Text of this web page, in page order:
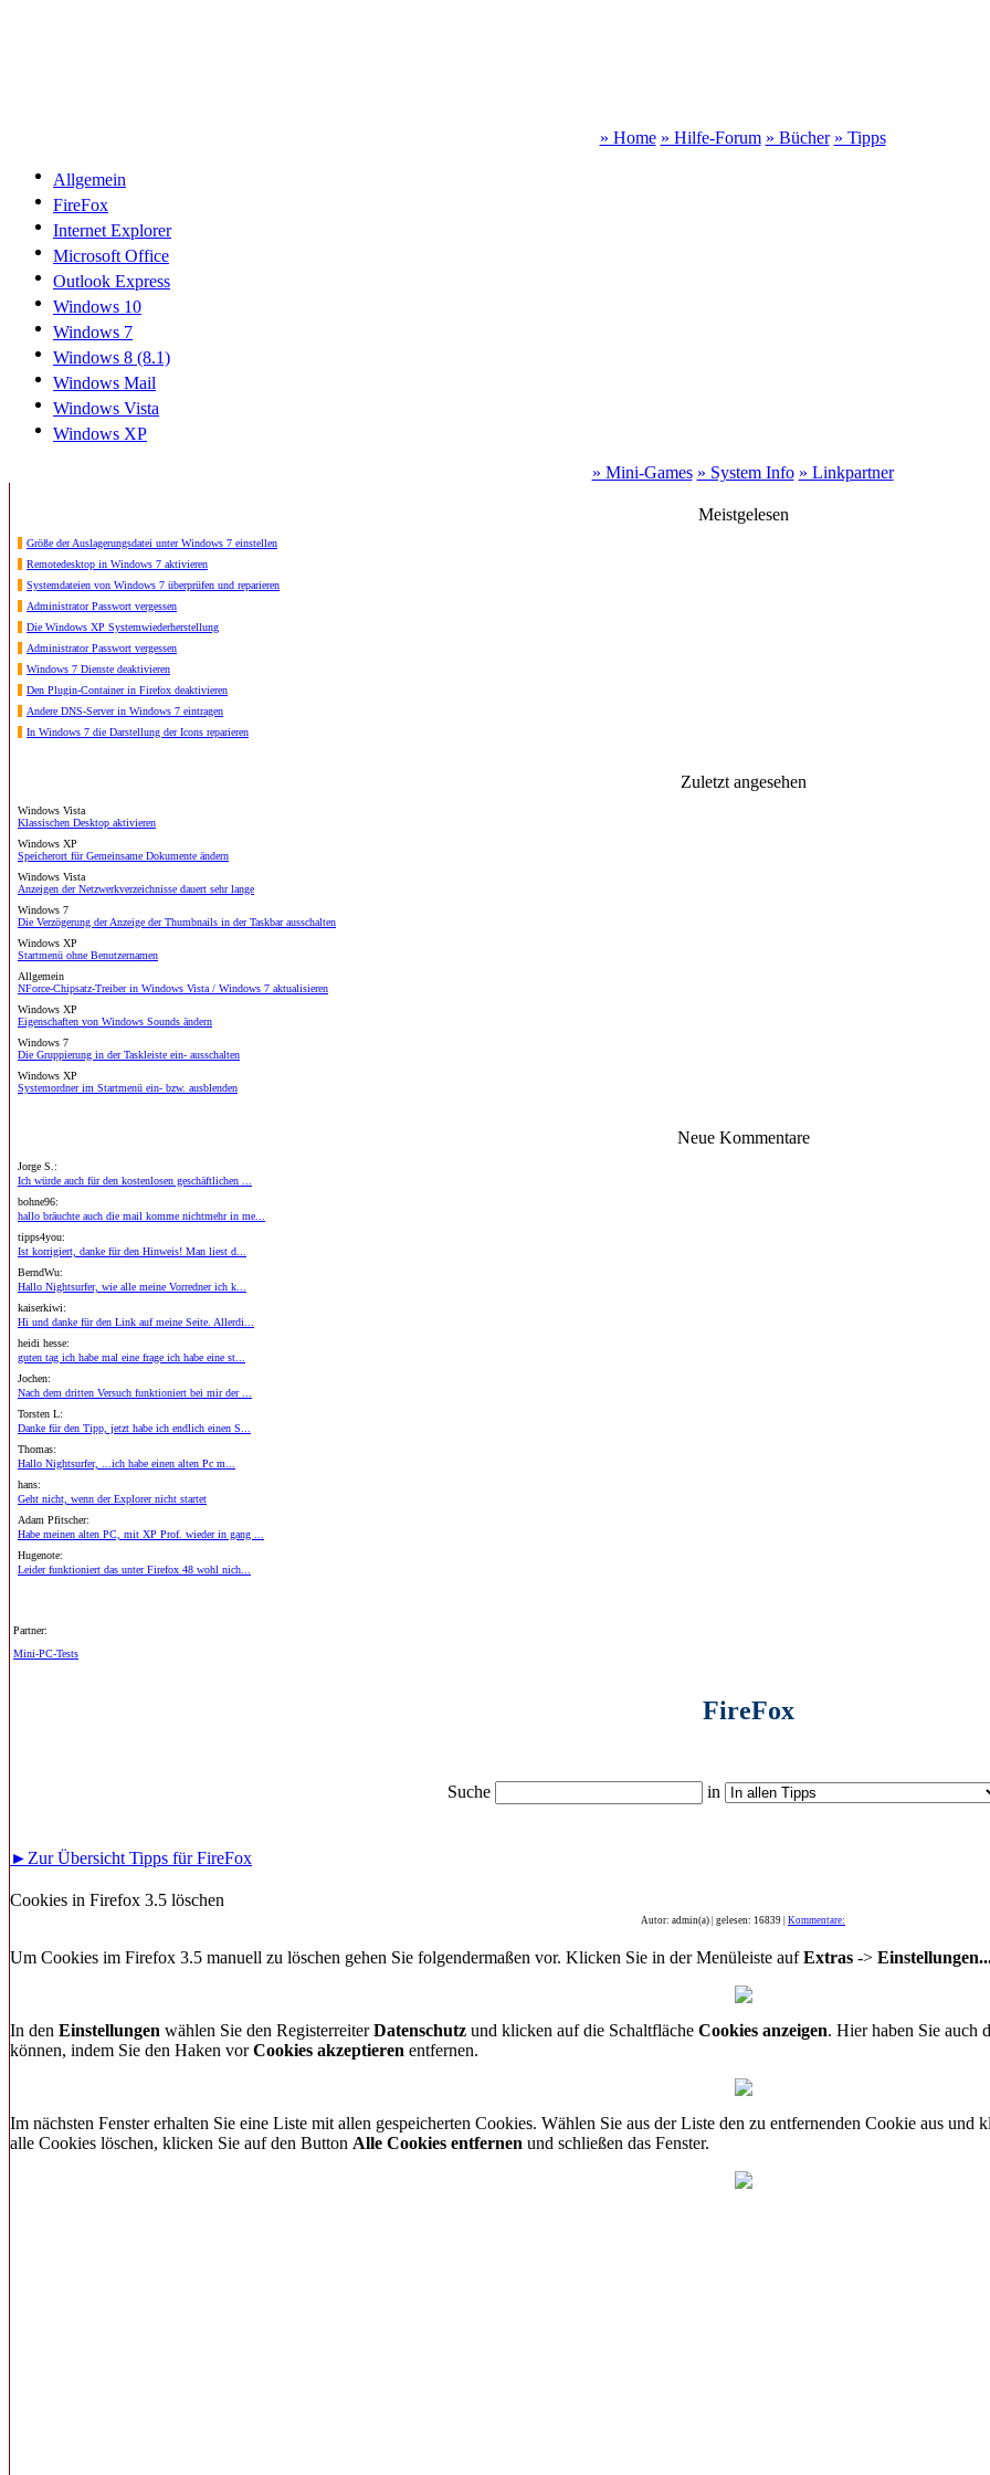
» Home » Hilfe-Forum » Bücher » Tipps
Allgemein
FireFox
Internet Explorer
Microsoft Office
Outlook Express
Windows 10
Windows 7
Windows 8 (8.1)
Windows Mail
Windows Vista
Windows XP
» Mini-Games » System Info » Linkpartner
Meistgelesen
Größe der Auslagerungsdatei unter Windows 7 einstellen
Remotedesktop in Windows 7 aktivieren
Systemdateien von Windows 7 überprüfen und reparieren
Administrator Passwort vergessen
Die Windows XP Systemwiederherstellung
Administrator Passwort vergessen
Windows 7 Dienste deaktivieren
Den Plugin-Container in Firefox deaktivieren
Andere DNS-Server in Windows 7 eintragen
In Windows 7 die Darstellung der Icons reparieren
Zuletzt angesehen
Windows Vista
Klassischen Desktop aktivieren
Windows XP
Speicherort für Gemeinsame Dokumente ändern
Windows Vista
Anzeigen der Netzwerkverzeichnisse dauert sehr lange
Windows 7
Die Verzögerung der Anzeige der Thumbnails in der Taskbar ausschalten
Windows XP
Startmenü ohne Benutzernamen
Allgemein
NForce-Chipsatz-Treiber in Windows Vista / Windows 7 aktualisieren
Windows XP
Eigenschaften von Windows Sounds ändern
Windows 7
Die Gruppierung in der Taskleiste ein- ausschalten
Windows XP
Systemordner im Startmenü ein- bzw. ausblenden
Neue Kommentare
Jorge S.:
Ich würde auch für den kostenlosen geschäftlichen ...
bohne96:
hallo bräuchte auch die mail komme nichtmehr in me...
tipps4you:
Ist korrigiert, danke für den Hinweis! Man liest d...
BerndWu:
Hallo Nightsurfer, wie alle meine Vorredner ich k...
kaiserkiwi:
Hi und danke für den Link auf meine Seite. Allerdi...
heidi hesse:
guten tag ich habe mal eine frage ich habe eine st...
Jochen:
Nach dem dritten Versuch funktioniert bei mir der ...
Torsten L:
Danke für den Tipp, jetzt habe ich endlich einen S...
Thomas:
Hallo Nightsurfer, ...ich habe einen alten Pc m...
hans:
Geht nicht, wenn der Explorer nicht startet
Adam Pfitscher:
Habe meinen alten PC, mit XP Prof. wieder in gang ...
Hugenote:
Leider funktioniert das unter Firefox 48 wohl nich...
Partner:
Mini-PC-Tests
FireFox
Suche in
►Zur Übersicht Tipps für FireFox
Cookies in Firefox 3.5 löschen
Autor: admin(a) | gelesen: 16839 | Kommentare:
Um Cookies im Firefox 3.5 manuell zu löschen gehen Sie folgendermaßen vor. Klicken Sie in der Menüleiste aufExtras ->
In den Einstellungen wählen Sie den RegisterreiterDatenschutz und klicken auf die Schaltfläche Cookies anzeigen. Hier haben Sie auch
können, indem Sie den Haken vorCookies akzeptieren entfernen.
Im nächsten Fenster erhalten Sie eine Liste mit allen gespeicherten Cookies. Wählen Sie aus der Liste den zu entfernenden Cookie aus
alle Cookies löschen, klicken Sie auf den Button Alle Cookies entfernen und schließen das Fenster.